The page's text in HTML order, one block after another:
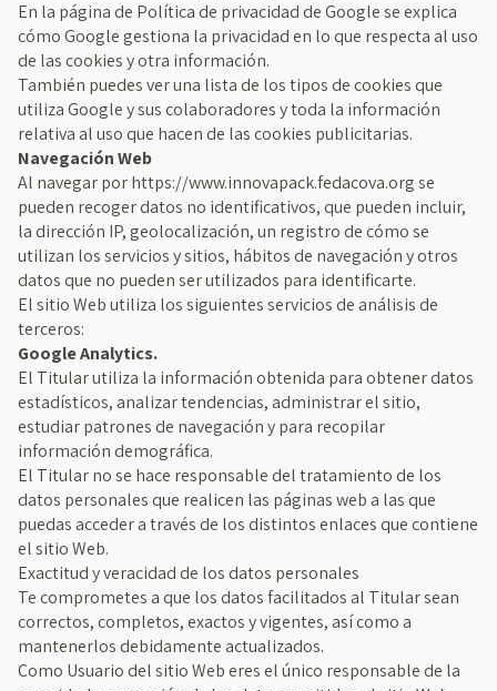
En la página de Política de privacidad de Google se explica
cómo Google gestiona la privacidad en lo que respecta al uso
de las cookies y otra información.
También puedes ver una lista de los tipos de cookies que
utiliza Google y sus colaboradores y toda la información
relativa al uso que hacen de las cookies publicitarias.
Navegación Web
Al navegar por https://www.innovapack.fedacova.org se
pueden recoger datos no identificativos, que pueden incluir,
la dirección IP, geolocalización, un registro de cómo se
utilizan los servicios y sitios, hábitos de navegación y otros
datos que no pueden ser utilizados para identificarte.
El sitio Web utiliza los siguientes servicios de análisis de
terceros:
Google Analytics.
El Titular utiliza la información obtenida para obtener datos
estadísticos, analizar tendencias, administrar el sitio,
estudiar patrones de navegación y para recopilar
información demográfica.
El Titular no se hace responsable del tratamiento de los
datos personales que realicen las páginas web a las que
puedas acceder a través de los distintos enlaces que contiene
el sitio Web.
Exactitud y veracidad de los datos personales
Te comprometes a que los datos facilitados al Titular sean
correctos, completos, exactos y vigentes, así como a
mantenerlos debidamente actualizados.
Como Usuario del sitio Web eres el único responsable de la